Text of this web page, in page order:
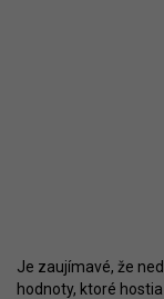
Je zaujímavé, že
hodnoty, ktoré